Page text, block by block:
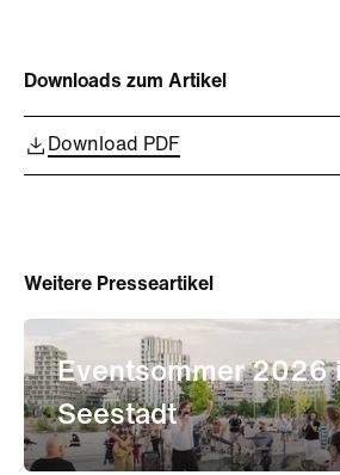
Downloads zum Artikel
Download PDF
Weitere Presseartikel
Eventsommer 2026
Seestadt